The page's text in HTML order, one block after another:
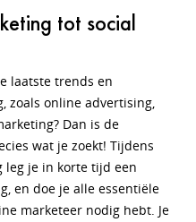
tot social
laatste trends en
zoals online advertising,
Dan is de
wat je zoekt! Tijdens
leg je in korte tijd een
en doe je alle essentiële
marketeer nodig hebt. Je